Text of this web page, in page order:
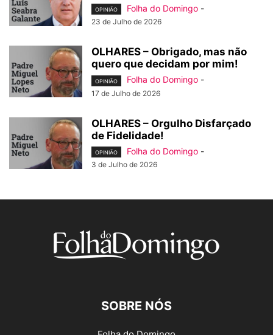
OPINIÃO Folha do Domingo -
23 de Julho de 2026
OLHARES – Obrigado, mas não
quero que decidam por mim!
OPINIÃO Folha do Domingo -
17 de Julho de 2026
OLHARES – Orgulho Disfarçado
de Fidelidade!
OPINIÃO Folha do Domingo -
3 de Julho de 2026
SOBRE NÓS